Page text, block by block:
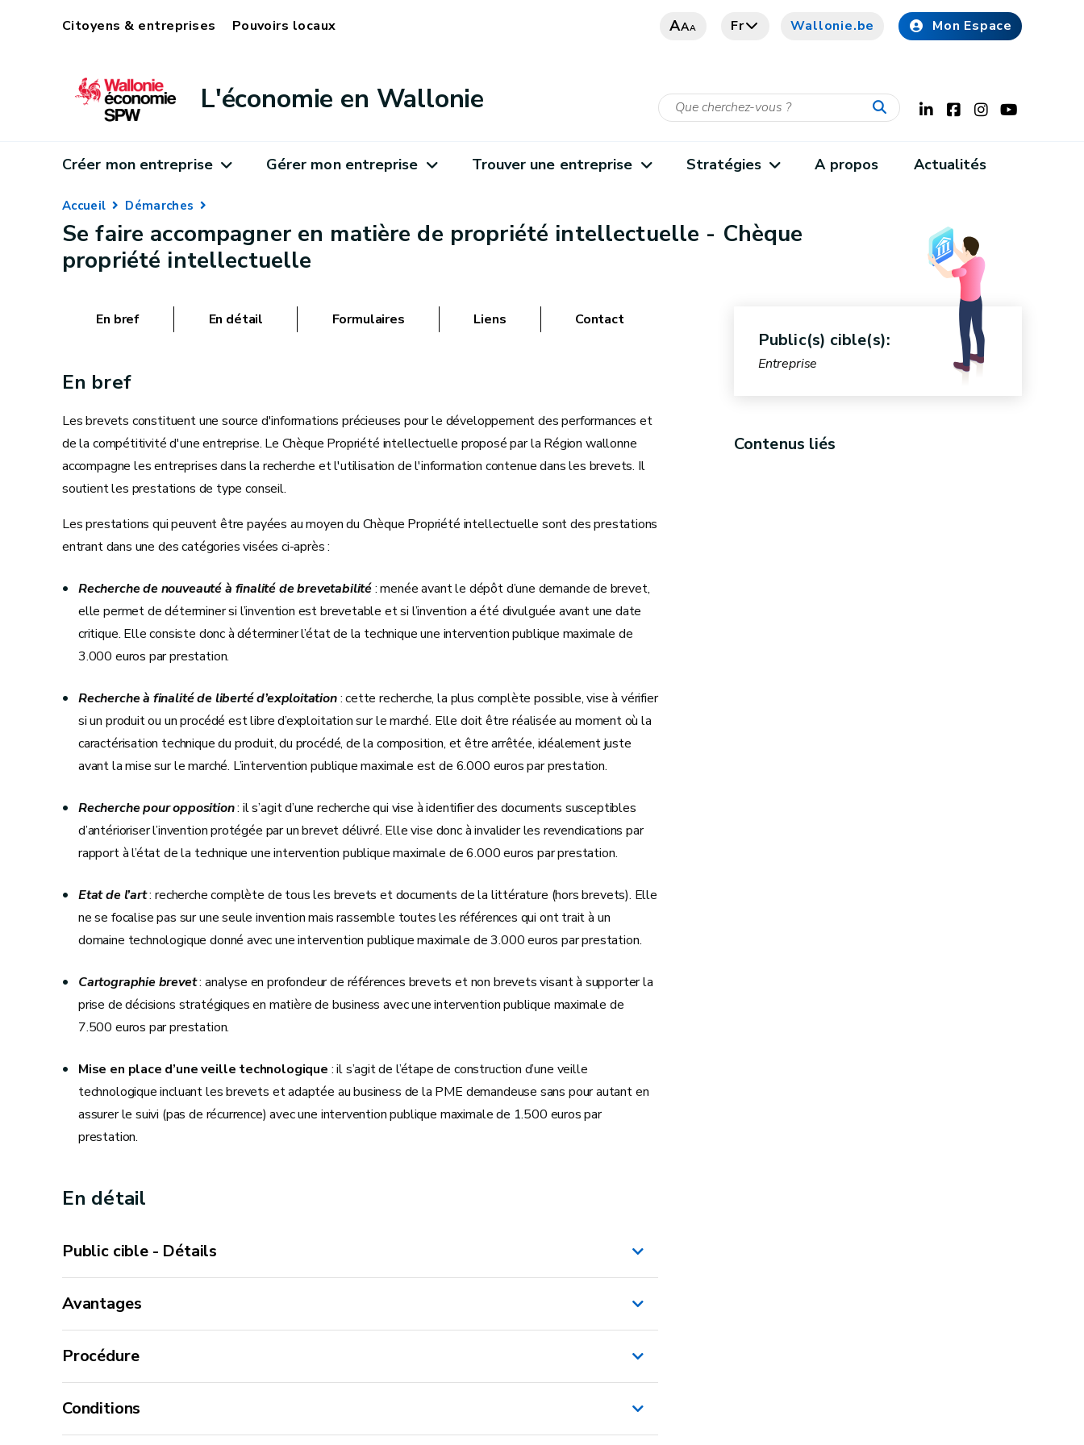
Citoyens & entreprises Pouvoirs locaux AAA Fr Wallonie.be Mon Espace
L'économie en Wallonie
Créer mon entreprise Gérer mon entreprise Trouver une entreprise Stratégies A propos Actualités
Accueil Démarches
Se faire accompagner en matière de propriété intellectuelle - Chèque
propriété intellectuelle
En bref En détail Formulaires Liens Contact
En bref
Les brevets constituent une source d'informations précieuses pour le développement des performances et
de la compétitivité d'une entreprise. Le Chèque Propriété intellectuelle proposé par la Région wallonne
accompagne les entreprises dans la recherche et l'utilisation de l'information contenue dans les brevets. Il
soutient les prestations de type conseil.
Les prestations qui peuvent être payées au moyen du Chèque Propriété intellectuelle sont des prestations
entrant dans une des catégories visées ci-après :
Recherche de nouveauté à finalité de brevetabilité: menée avant le dépôt d’une demande de brevet,
elle permet de déterminer si l’invention est brevetable et si l’invention a été divulguée avant une date
critique. Elle consiste donc à déterminer l’état de la technique une intervention publique maximale de
3.000 euros par prestation.
Recherche à finalité de liberté d’exploitation: cette recherche, la plus complète possible, vise à vérifier
si un produit ou un procédé est libre d’exploitation sur le marché. Elle doit être réalisée au moment où la
caractérisation technique du produit, du procédé, de la composition, et être arrêtée, idéalement juste
avant la mise sur le marché. L’intervention publique maximale est de 6.000 euros par prestation.
Recherche pour opposition: il s’agit d’une recherche qui vise à identifier des documents susceptibles
d’antérioriser l’invention protégée par un brevet délivré. Elle vise donc à invalider les revendications par
rapport à l’état de la technique une intervention publique maximale de 6.000 euros par prestation.
Etat de l’art: recherche complète de tous les brevets et documents de la littérature (hors brevets). Elle
ne se focalise pas sur une seule invention mais rassemble toutes les références qui ont trait à un
domaine technologique donné avec une intervention publique maximale de 3.000 euros par prestation.
Cartographie brevet: analyse en profondeur de références brevets et non brevets visant à supporter la
prise de décisions stratégiques en matière de business avec une intervention publique maximale de
7.500 euros par prestation.
Mise en place d’une veille technologique : il s’agit de l’étape de construction d’une veille
technologique incluant les brevets et adaptée au business de la PME demandeuse sans pour autant en
assurer le suivi (pas de récurrence) avec une intervention publique maximale de 1.500 euros par
prestation.
En détail
Public cible - Détails
de société commerciale
Avantages
Procédure
Conditions
Public(s) cible(s):
Entreprise
Contenus liés